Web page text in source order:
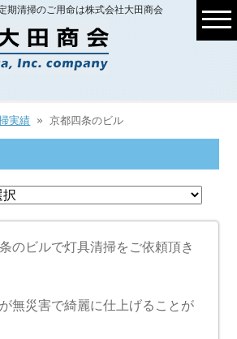
清掃のご用命は株式会社大田商会
実績 » 京都四条のビル
のビルで灯具清掃をご依頼頂き
無災害で綺麗に仕上げることが